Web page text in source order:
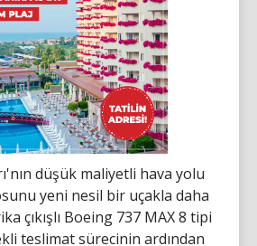
düşük maliyetli hava yolu
yeni nesil bir uçakla daha
çıkışlı Boeing 737 MAX 8 tipi
teslimat sürecinin ardından